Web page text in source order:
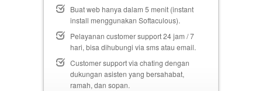
Buat web hanya dalam 5 menit (instant
install menggunakan Softaculous).
Pelayanan customer support 24 jam / 7
hari, bisa dihubungi via sms atau email.
Customer support via chating dengan
dukungan asisten yang bersahabat,
ramah, dan sopan.